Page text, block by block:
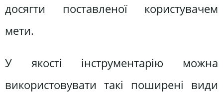
досягти поставленої користувачем
мети.
У якості інструментарію можна
використовувати такі поширені види